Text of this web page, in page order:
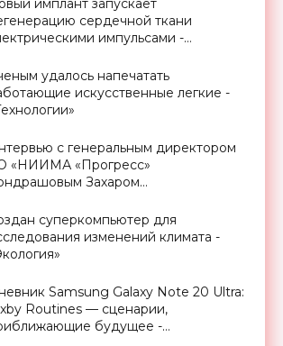
имплант запускает
сердечной ткани
импульсами -
удалось напечатать
искусственные легкие -
с генеральным директором
«НИИМА «Прогресс»
Захаром
«Микроэлектроника-2021» -
суперкомпьютер для
изменений климата -
Samsung Galaxy Note 20 Ultra:
Routines — сценарии,
будущее -